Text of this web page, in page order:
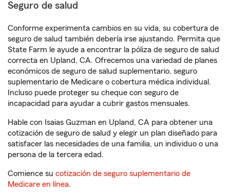
Seguro de salud
Conforme experimenta cambios en su vida, su cobertura de
seguro de salud también debería irse ajustando. Permita que
State Farm le ayude a encontrar la póliza de seguro de salud
correcta en Upland, CA. Ofrecemos una variedad de planes
económicos de seguro de salud suplementario, seguro
suplementario de Medicare o cobertura médica individual.
Incluso puede proteger su cheque con seguro de
incapacidad para ayudar a cubrir gastos mensuales.
Hable con Isaias Guzman en Upland, CA para obtener una
cotización de seguro de salud y elegir un plan diseñado para
satisfacer las necesidades de una familia, un individuo o una
persona de la tercera edad.
Comience su cotización de seguro suplementario de
Medicare en línea.